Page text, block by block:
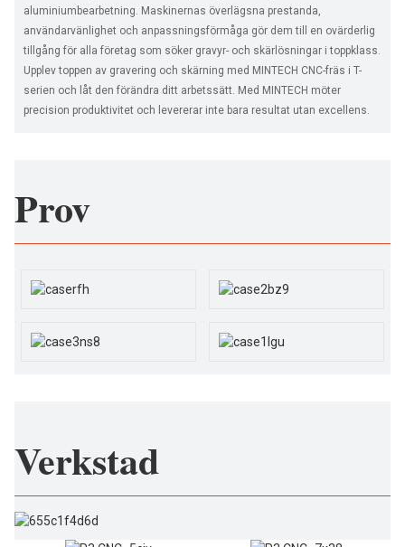
aluminiumbearbetning. Maskinernas överlägsna prestanda,
användarvänlighet och anpassningsförmåga gör dem till en ovärderlig
tillgång för alla företag som söker gravyr- och skärlösningar i toppklass.
Upplev toppen av gravering och skärning med MINTECH CNC-fräs i T-
serien och låt den förändra ditt arbetssätt. Med MINTECH möter
precision produktivitet och levererar inte bara resultat utan excellens.
Prov
Verkstad